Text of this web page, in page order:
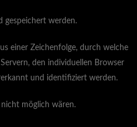
gespeichert werden.
einer Zeichenfolge, durch welche
den individuellen Browser
und identifiziert werden.
möglich wären.